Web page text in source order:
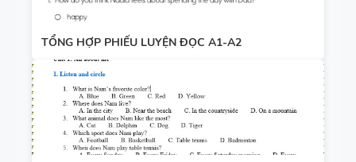
TỔNG HỢP PHIẾU LUYỆN ĐỌC A1-A2